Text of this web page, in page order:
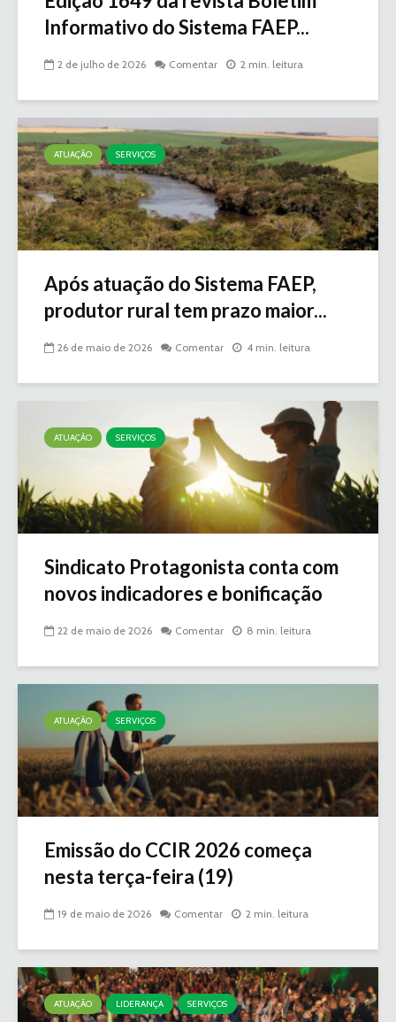
Informativo do Sistema FAEP...
2 de julho de 2026 Comentar 2 min. leitura
ATUAÇÃO SERVIÇOS
Após atuação do Sistema FAEP,
produtor rural tem prazo maior...
26 de maio de 2026 Comentar 4 min. leitura
ATUAÇÃO SERVIÇOS
Sindicato Protagonista conta com
novos indicadores e bonificação
22 de maio de 2026 Comentar 8 min. leitura
ATUAÇÃO SERVIÇOS
Emissão do CCIR 2026 começa
nesta terça-feira (19)
19 de maio de 2026 Comentar 2 min. leitura
ATUAÇÃO LIDERANÇA SERVIÇOS